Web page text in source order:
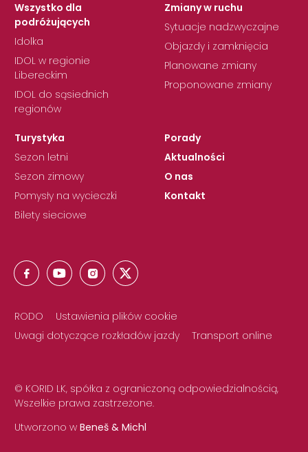
Wszystko dla
podróżujących
Idolka
IDOL w regionie
Libereckim
IDOL do sąsiednich
regionów
Zmiany w ruchu
Sytuacje nadzwyczajne
Objazdy i zamknięcia
Planowane zmiany
Proponowane zmiany
Turystyka
Sezon letni
Sezon zimowy
Pomysły na wycieczki
Bilety sieciowe
Porady
Aktualności
O nas
Kontakt
RODO
Ustawienia plików cookie
Uwagi dotyczące rozkładów jazdy
Transport online
© KORID LK, spółka z ograniczoną odpowiedzialnością,
Wszelkie prawa zastrzeżone.
Utworzono w Beneš & Michl